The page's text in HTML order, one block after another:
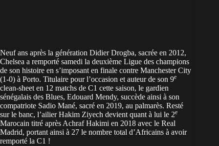
Neuf ans après la génération Didier Drogba, sacrée en 2012,
Chelsea a remporté samedi la deuxième Ligue des champions
de son histoire en s’imposant en finale contre Manchester City
(1-0) à Porto. Titulaire pour l’occasion et auteur de son 9e
clean-sheet en 12 matchs de C1 cette saison, le gardien
sénégalais des Blues, Edouard Mendy, succède ainsi à son
compatriote Sadio Mané, sacré en 2019, au palmarès. Resté
sur le banc, l’ailier Hakim Ziyech devient quant à lui le 2e
Marocain titré après Achraf Hakimi en 2018 avec le Real
Madrid, portant ainsi à 27 le nombre total d’Africains à avoir
remporté la C1 !